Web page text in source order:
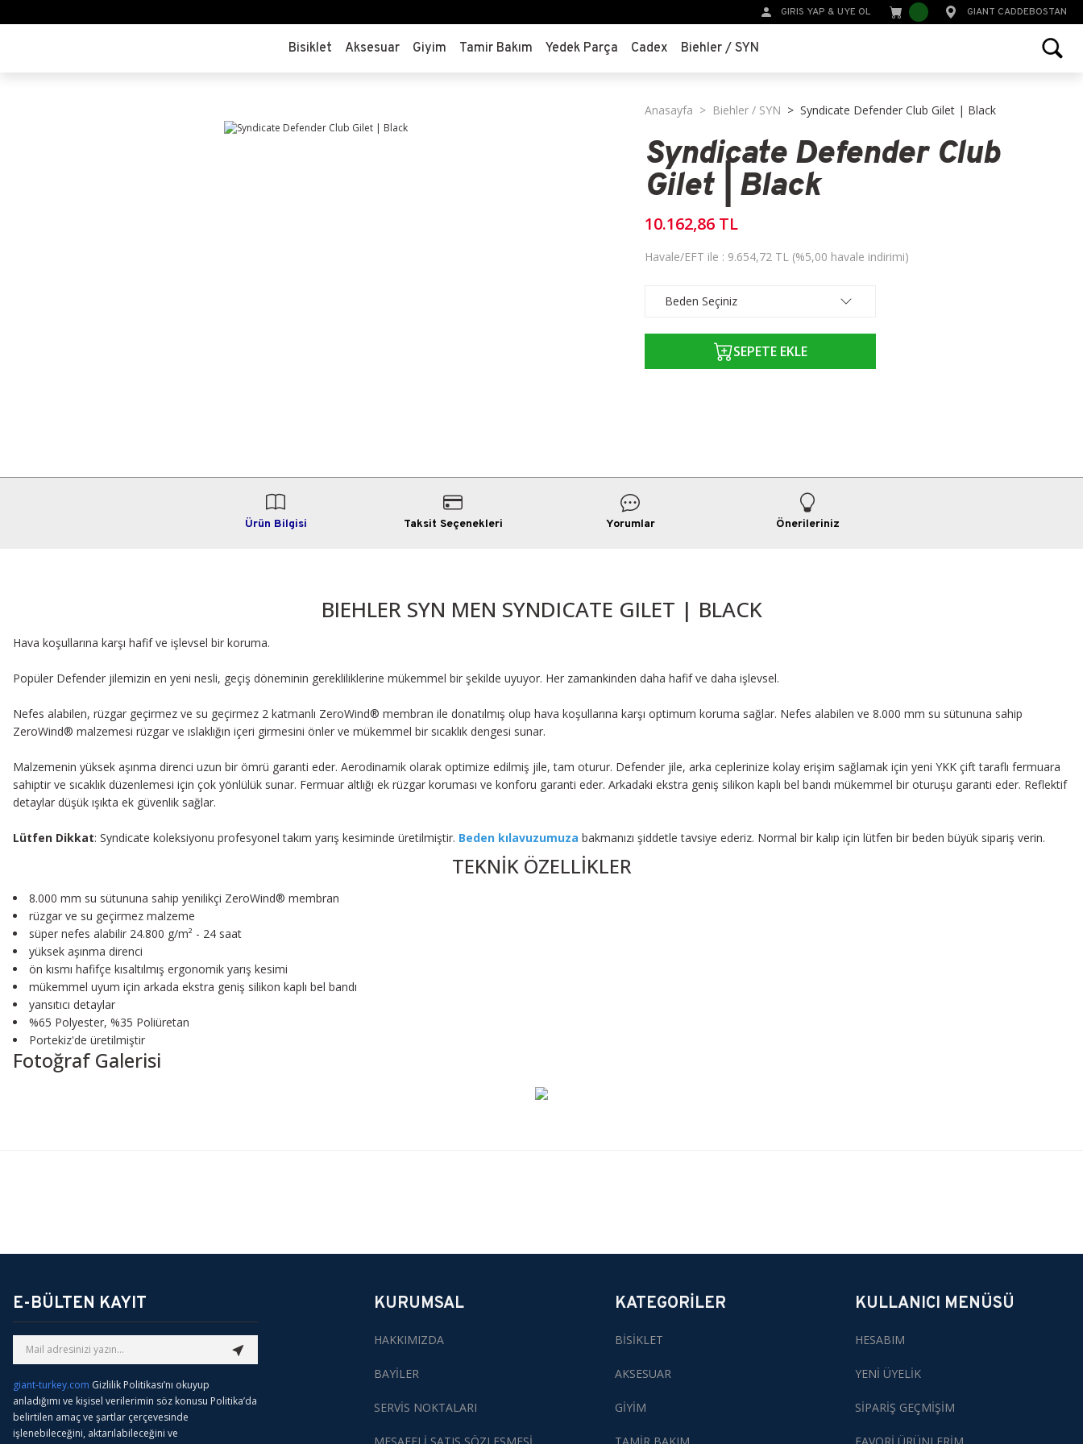
GIRIS YAP & UYE OL GIANT CADDEBOSTAN
Bisiklet Aksesuar Giyim Tamir Bakım Yedek Parça Cadex Biehler / SYN
Anasayfa Biehler / SYN Syndicate Defender Club Gilet | Black
Syndicate Defender Club
Gilet | Black
10.162,86 TL
Havale/EFT ile : 9.654,72 TL (%5,00 havale indirimi)
SEPETE EKLE
Ürün Bilgisi Taksit Seçenekleri Yorumlar Önerileriniz
BIEHLER SYN MEN SYNDICATE GILET | BLACK
Hava koşullarına karşı hafif ve işlevsel bir koruma.
Popüler Defender jilemizin en yeni nesli, geçiş döneminin gerekliliklerine mükemmel bir şekilde uyuyor. Her zamankinden daha hafif ve daha işlevsel.
Nefes alabilen, rüzgar geçirmez ve su geçirmez 2 katmanlı ZeroWind® membran ile donatılmış olup hava koşullarına karşı optimum koruma sağlar. Nefes alabilen ve 8.000 mm su sütununa sahip
ZeroWind® malzemesi rüzgar ve ıslaklığın içeri girmesini önler ve mükemmel bir sıcaklık dengesi sunar.
Malzemenin yüksek aşınma direnci uzun bir ömrü garanti eder. Aerodinamik olarak optimize edilmiş jile, tam oturur. Defender jile, arka ceplerinize kolay erişim sağlamak için yeni YKK çift taraflı fermuara
sahiptir ve sıcaklık düzenlemesi için çok yönlülük sunar. Fermuar altlığı ek rüzgar koruması ve konforu garanti eder. Arkadaki ekstra geniş silikon kaplı bel bandı mükemmel bir oturuşu garanti eder. Reflektif
detaylar düşük ışıkta ek güvenlik sağlar.
Lütfen Dikkat: Syndicate koleksiyonu profesyonel takım yarış kesiminde üretilmiştir. Beden kılavuzumuza bakmanızı şiddetle tavsiye ederiz. Normal bir kalıp için lütfen bir beden büyük sipariş verin.
TEKNİK ÖZELLİKLER
8.000 mm su sütununa sahip yenilikçi ZeroWind® membran
rüzgar ve su geçirmez malzeme
süper nefes alabilir 24.800 g/m² - 24 saat
yüksek aşınma direnci
ön kısmı hafifçe kısaltılmış ergonomik yarış kesimi
mükemmel uyum için arkada ekstra geniş silikon kaplı bel bandı
yansıtıcı detaylar
%65 Polyester, %35 Poliüretan
Portekiz'de üretilmiştir
Fotoğraf Galerisi
Ürün açıklamasında eksik bilgiler bulunuyor.
Ürün bilgilerinde hatalar bulunuyor.
Ürün fiyatı diğer sitelerden daha pahalı.
E-BÜLTEN KAYIT
giant-turkey.com Gizlilik Politikası’nı okuyup
anladığımı ve kişisel verilerimin söz konusu Politika’da
belirtilen amaç ve şartlar çerçevesinde
işlenebileceğini, aktarılabileceğini ve
KURUMSAL
HAKKIMIZDA
BAYİLER
SERVİS NOKTALARI
KATEGORİLER
BİSİKLET
AKSESUAR
GİYİM
KULLANICI MENÜSÜ
HESABIM
YENİ ÜYELİK
SİPARİŞ GEÇMİŞİM